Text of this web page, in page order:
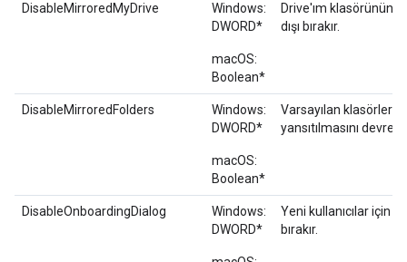
DisableMirroredMyDrive
Windows:
DWORD*
macOS:
Boolean*
Drive'ım klasörünün
dışı bırakır.
DisableMirroredFolders
Windows:
DWORD*
macOS:
Boolean*
Varsayılan
yansıtılmasını devre
DisableOnboardingDialog
Windows:
DWORD*
Yeni kullanıcılar için
bırakır.